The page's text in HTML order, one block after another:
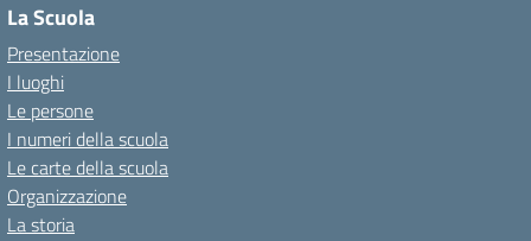
La Scuola
Presentazione
I luoghi
Le persone
I numeri della scuola
Le carte della scuola
Organizzazione
La storia